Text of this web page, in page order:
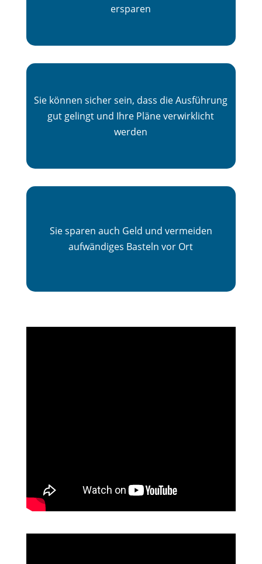
ersparen
Sie können sicher sein, dass die Ausführung
gut gelingt und Ihre Pläne verwirklicht
werden
Sie sparen auch Geld und vermeiden
aufwändiges Basteln vor Ort